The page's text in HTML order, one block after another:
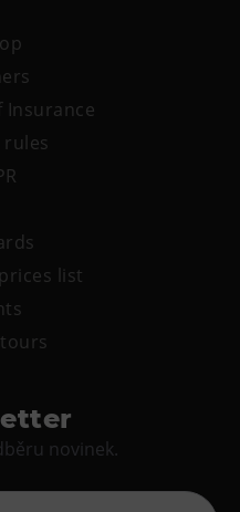
Insurance
list
novinek.